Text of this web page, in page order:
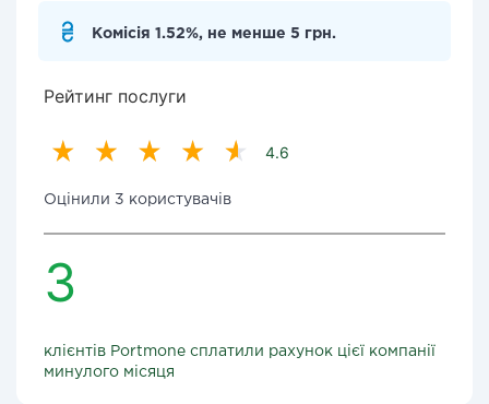
Комісія 1.52%, не менше 5 грн.
Рейтинг послуги
4.6
Оцінили 3 користувачів
3
клієнтів Portmone сплатили рахунок цієї компанії
минулого місяця